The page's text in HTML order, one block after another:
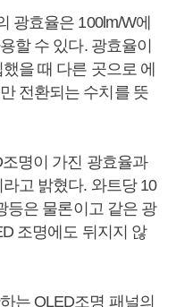
광효율은 100lm/W에
할 수 있다. 광효율이
을 때 다른 곳으로 에
전환되는 수치를 뜻
명이 가진 광효율과
고 밝혔다. 와트당 10
등은 물론이고 같은 광
조명에도 뒤지지 않
는 OLED조명 패널의